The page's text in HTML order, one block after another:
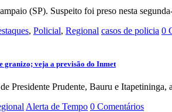
(SP). Suspeito foi preso nesta
, Policial, Regional casos de policia 0
granizo; veja a previsão do Inmet
Presidente Prudente, Bauru e Itapetininga,
Alerta de Tempo 0 Comentários